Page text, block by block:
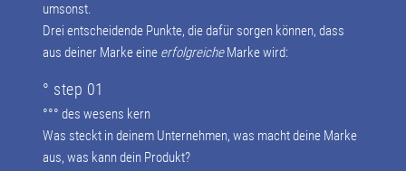
umsonst.
Drei entscheidende Punkte, die dafür sorgen können, dass
aus deiner Marke eine erfolgreicheMarke wird:
° step 01
°°° des wesens kern
Was steckt in deinem Unternehmen, was macht deine Marke
aus, was kann dein Produkt?